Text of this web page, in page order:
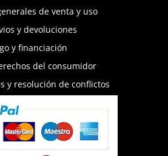
de venta y uso
y devoluciones
y financiación
del consumidor
y resolución de conflictos